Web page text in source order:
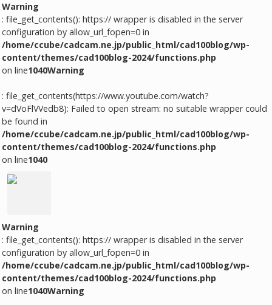
Warning
: file_get_contents(): https:// wrapper is disabled in the server
configuration by allow_url_fopen=0 in
/home/ccube/cadcam.ne.jp/public_html/cad100blog/wp-
content/themes/cad100blog-2024/functions.php
on line1040Warning
: file_get_contents(https://www.youtube.com/watch?
v=dVoFlVVedb8): Failed to open stream: no suitable wrapper could
be found in
/home/ccube/cadcam.ne.jp/public_html/cad100blog/wp-
content/themes/cad100blog-2024/functions.php
on line1040
Warning
: file_get_contents(): https:// wrapper is disabled in the server
configuration by allow_url_fopen=0 in
/home/ccube/cadcam.ne.jp/public_html/cad100blog/wp-
content/themes/cad100blog-2024/functions.php
on line1040Warning